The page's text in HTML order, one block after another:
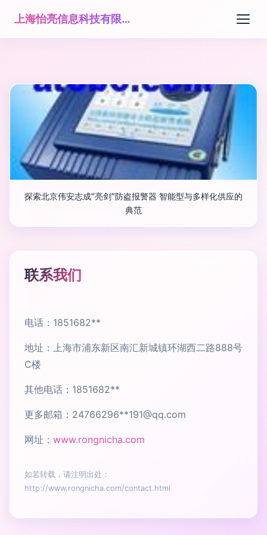
上海怡亮信息科技有限公司
探索北京伟安志成“亮剑”防盗报警器 智能型与多样化供应的
典范
联系我们
电话：1851682**
地址：上海市浦东新区南汇新城镇环湖西二路888号
C楼
其他电话：1851682**
更多邮箱：24766296**191@qq.com
网址： www.rongnicha.com
如若转载，请注明出处：
http://www.rongnicha.com/contact.html